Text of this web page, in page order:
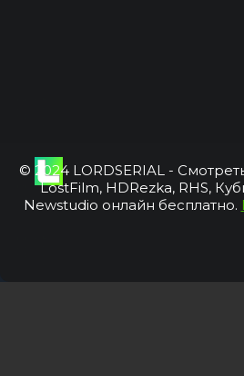
© 2024 LORDSERIAL -
LostFilm, HDRezka, RHS,
Newstudio онлайн бесплатно.